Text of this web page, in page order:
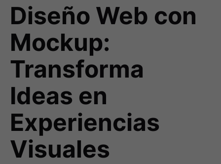
Diseño Web con
Mockup:
Transforma
Ideas en
Experiencias
Visuales